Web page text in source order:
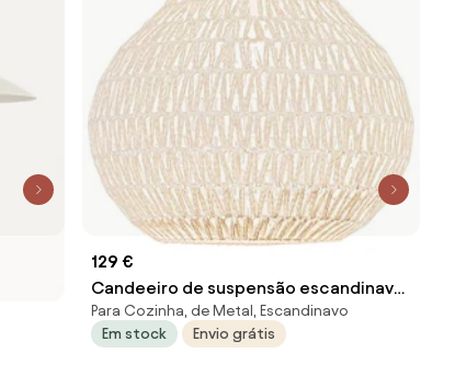
129 €
Candeeiro de suspensão escandinavo
branco 45 cm - Lina Drop
Para Cozinha, de Metal, Escandinavo
Em stock
Envio grátis